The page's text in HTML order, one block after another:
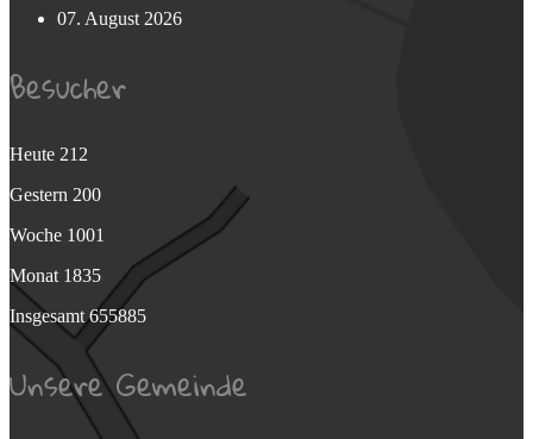
07. August 2026
Besucher
Heute 212
Gestern 200
Woche 1001
Monat 1835
Insgesamt655885
Unsere Gemeinde